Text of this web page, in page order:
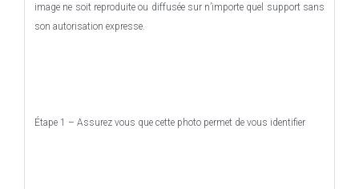
image ne soit reproduite ou diffusée sur n’importe quel support sans
son autorisation expresse.
Étape 1 – Assurez vous que cette photo permet de vous identifier